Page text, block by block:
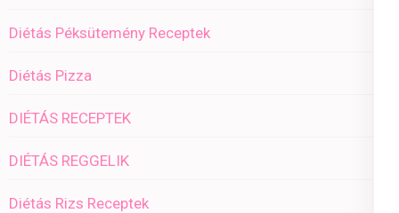
Diétás Péksütemény Receptek
Diétás Pizza
DIÉTÁS RECEPTEK
DIÉTÁS REGGELIK
Diétás Rizs Receptek